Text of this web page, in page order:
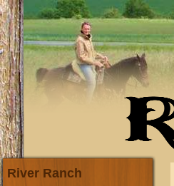
River Ranch